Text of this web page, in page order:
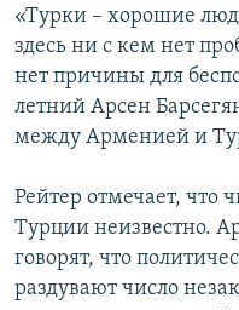
«Турки – хорошие
здесь ни с кем нет
нет причины для
летний Арсен
между Арменией и
Рейтер отмечает, что
Турции неизвестно.
говорят, что
раздувают число